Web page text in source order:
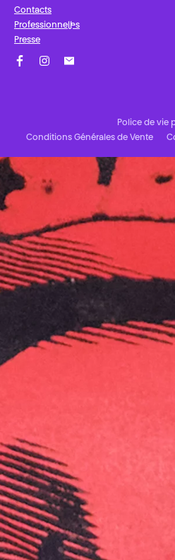
Contacts
Professionnel·les
Presse
Police de vie
Conditions Générales de Vente